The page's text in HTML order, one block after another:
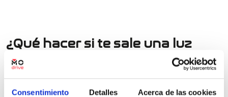
Consentimiento Detalles Acerca de las cookies
¿Qué hacer si te sale una luz
de avería en tu coche?
Cuando una luz de avería se enciende, debe
identificarse el problemaoconsultar con el manual